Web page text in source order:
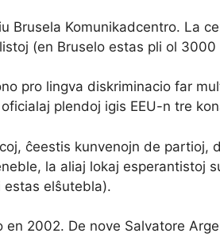
Brusela Komunikadcentro. La
(en Bruselo estas pli ol
pro lingva diskriminacio far
plendoj igis EEU-n tre
ĉeestis kunvenojn de partioj,
la aliaj lokaj esperantistoj
estas elŝutebla).
en 2002. De nove Salvatore